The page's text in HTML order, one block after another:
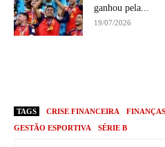
ganhou pela...
19/07/2026
TAGS CRISE FINANCEIRA
GESTÃO ESPORTIVA
SÉRIE B